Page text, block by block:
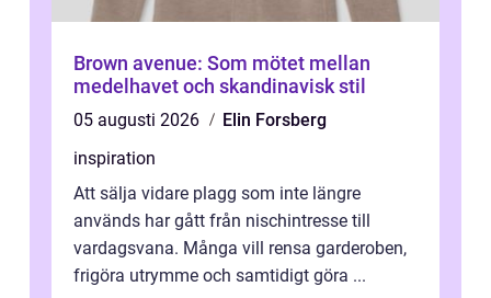
Brown avenue: Som mötet mellan
medelhavet och skandinavisk stil
05 augusti 2026
Elin Forsberg
inspiration
Att sälja vidare plagg som inte längre
används har gått från nischintresse till
vardagsvana. Många vill rensa garderoben,
frigöra utrymme och samtidigt göra ...